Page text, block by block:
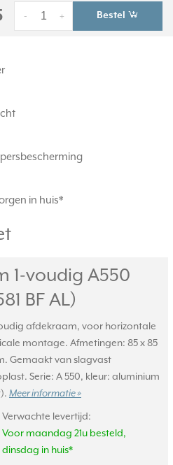
+
- Bestel
in huis*
1-voudig A550
BF AL)
afdekraam, voor horizontale
montage. Afmetingen: 85 x 85
Gemaakt van slagvast
Serie: A 550, kleur: aluminium
Meer informatie »
Verwachte levertijd:
Voor maandag 21u besteld,
dinsdag in huis*